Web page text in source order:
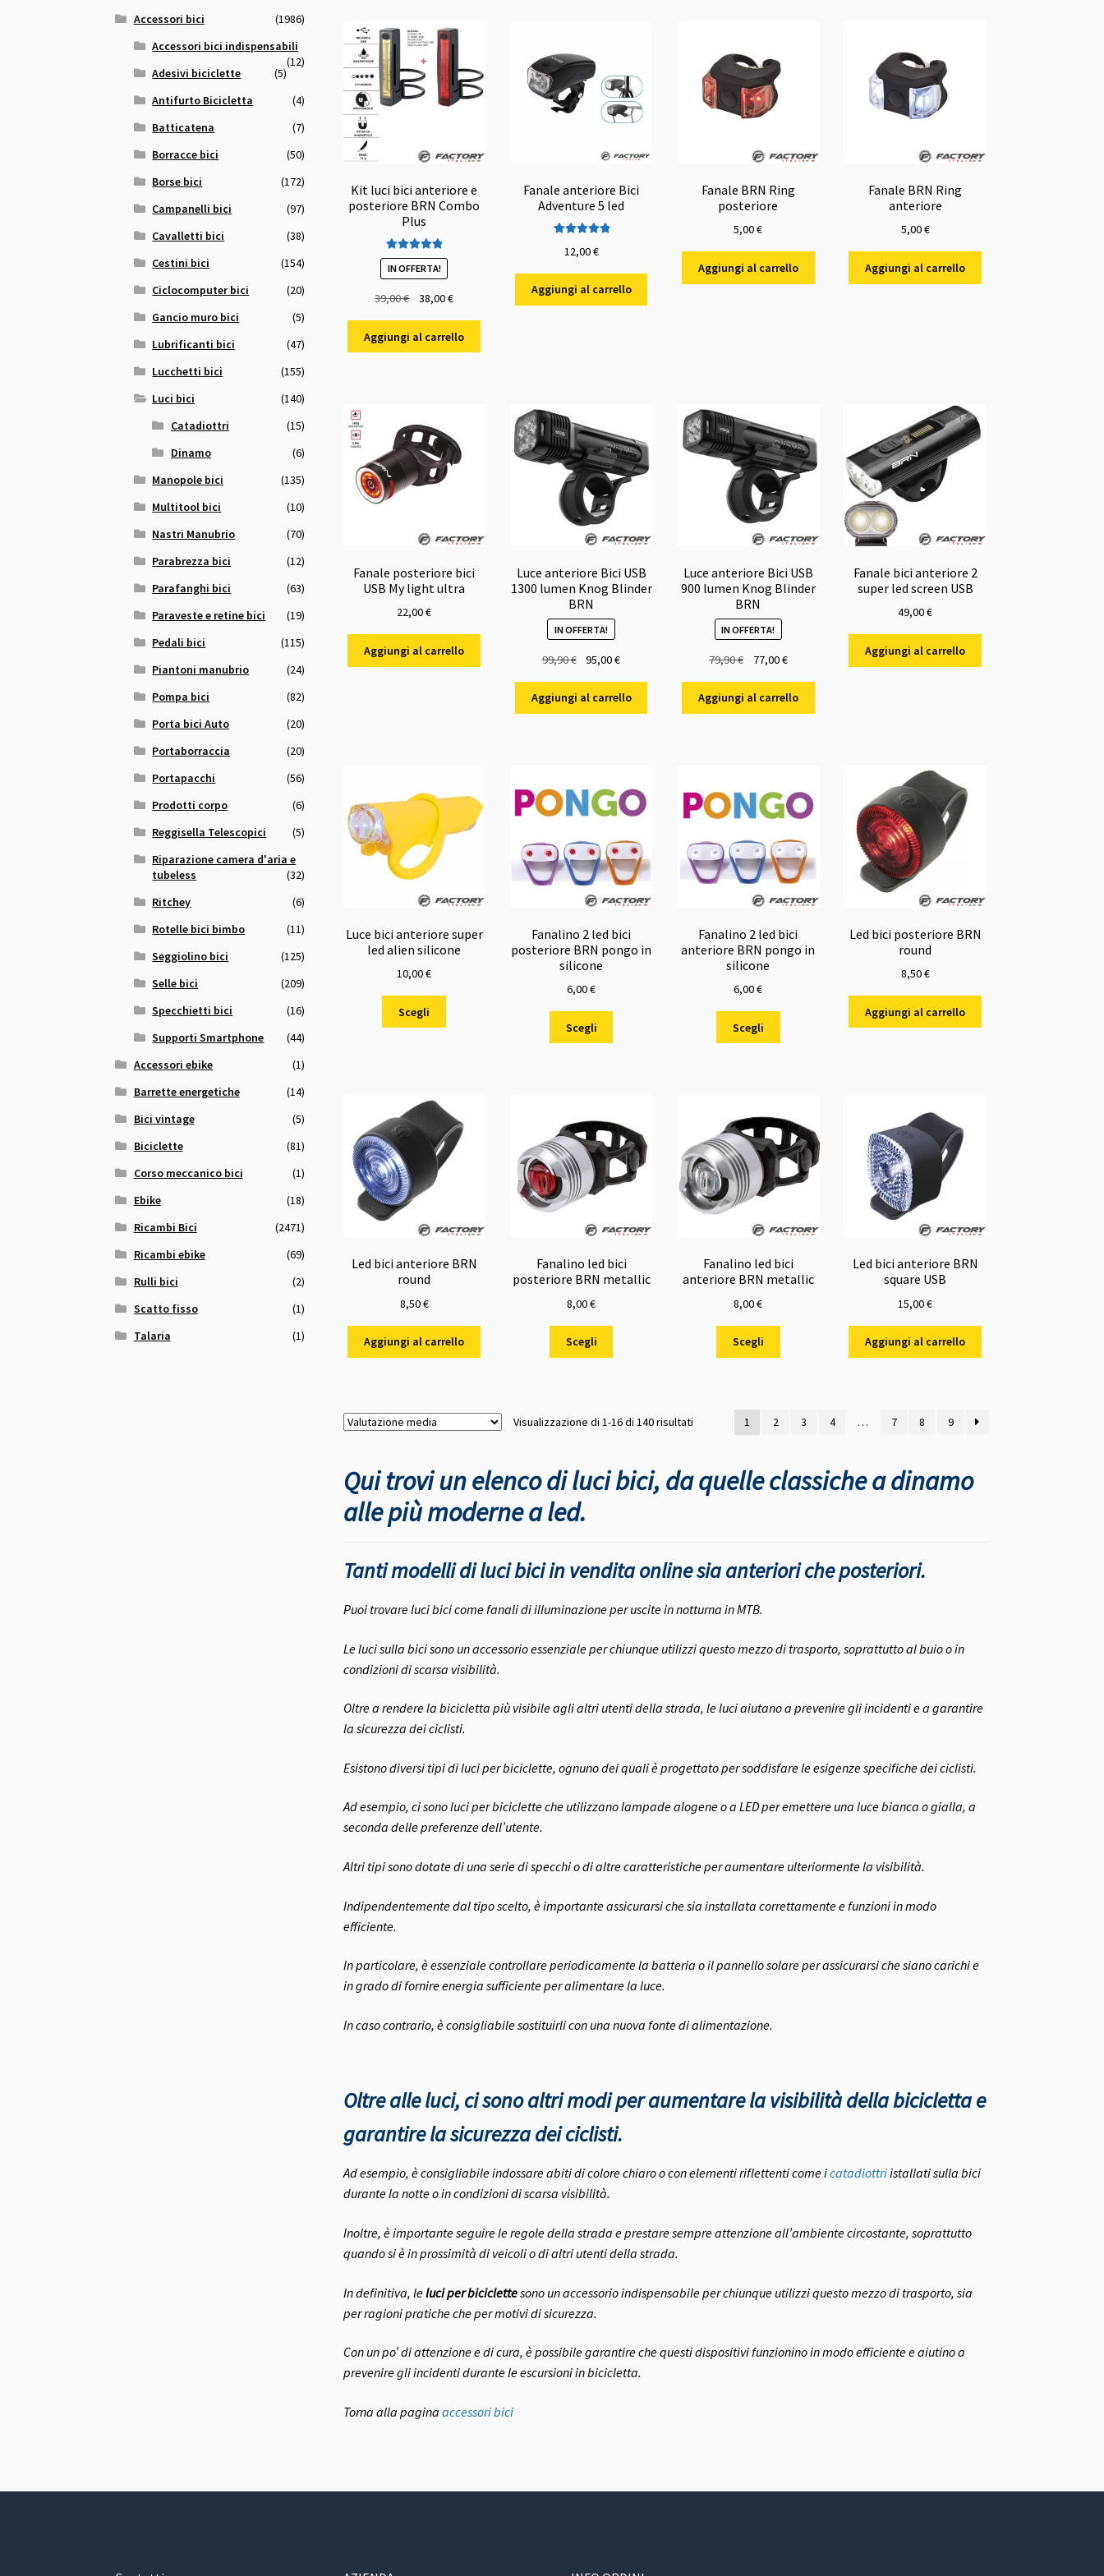
Kit luci bici anteriore e
posteriore BRN Combo
Plus
Valutato5.00
su 5
IN OFFERTA!
39,00€
originale
era:
38,00€Il
attuale
è:
Aggiungi al carrello
Fanale anteriore Bici
Adventure 5 led
su 5
12,00€
Aggiungi al carrello
Fanale BRN Ring
posteriore
5,00€
Aggiungi al carrello
Fanale BRN Ring
anteriore
5,00€
Aggiungi al carrello
Fanale posteriore bici
USB My light ultra
22,00€
Aggiungi al carrello
Luce anteriore Bici USB
1300 lumen Knog Blinder
BRN
IN OFFERTA!
99,90€
originale
era:
95,00€Il
attuale
è:
Aggiungi al carrello
Luce anteriore Bici USB
900 lumen Knog Blinder
BRN
IN OFFERTA!
79,90€
originale
era:
77,00€Il
attuale
è:
Aggiungi al carrello
Fanale bici anteriore 2
super led screen USB
49,00€
Aggiungi al carrello
Luce bici anteriore super
led alien silicone
10,00€
Scegli
opzioni
possono
essere
scelte
prodotto
Fanalino 2 led bici
posteriore BRN pongo in
silicone
6,00€
Scegli
opzioni
possono
essere
scelte
del
Fanalino 2 led bici
anteriore BRN pongo in
silicone
6,00€
Scegli
opzioni
possono
essere
scelte
del
Led bici posteriore BRN
round
8,50€
Aggiungi al carrello
Led bici anteriore BRN
round
8,50€
Aggiungi al carrello
Fanalino led bici
posteriore BRN metallic
8,00€
Scegli
Le
essere
prodotto
Fanalino led bici
anteriore BRN metallic
8,00€
Scegli
essere
prodotto
Led bici anteriore BRN
square USB
15,00€
Aggiungi al carrello
Visualizzazione di 1-16 di 140 risultatiValutazione1 2 3 4 … 7 8 9
Qui trovi un elenco di luci bici, da quelle classiche a dinamo
alle più moderne a led.
Tanti modelli di luci bici in vendita online sia anteriori che posteriori.
Puoi trovare luci bici come fanali di illuminazione per uscite in notturna in MTB.
Le luci sulla bici sono un accessorio essenziale per chiunque utilizzi questo mezzo di trasporto, soprattutto al buio o in
condizioni di scarsa visibilità.
Oltre a rendere la bicicletta più visibile agli altri utenti della strada, le luci aiutano a prevenire gli incidenti e a garantire
la sicurezza dei ciclisti.
Esistono diversi tipi di luci per biciclette, ognuno dei quali è progettato per soddisfare le esigenze specifiche dei ciclisti.
Ad esempio, ci sono luci per biciclette che utilizzano lampade alogene o a LED per emettere una luce bianca o gialla, a
seconda delle preferenze dell’utente.
Altri tipi sono dotate di una serie di specchi o di altre caratteristiche per aumentare ulteriormente la visibilità.
Indipendentemente dal tipo scelto, è importante assicurarsi che sia installata correttamente e funzioni in modo
efficiente.
In particolare, è essenziale controllare periodicamente la batteria o il pannello solare per assicurarsi che siano carichi e
in grado di fornire energia sufficiente per alimentare la luce.
In caso contrario, è consigliabile sostituirli con una nuova fonte di alimentazione.
Oltre alle luci, ci sono altri modi per aumentare la visibilità della bicicletta e
garantire la sicurezza dei ciclisti.
Ad esempio, è consigliabile indossare abiti di colore chiaro o con elementi riflettenti come icatadiottriistallati sulla bici
durante la notte o in condizioni di scarsa visibilità.
Inoltre, è importante seguire le regole della strada e prestare sempre attenzione all’ambiente circostante, soprattutto
quando si è in prossimità di veicoli o di altri utenti della strada.
In definitiva, leluci per biciclettesono un accessorio indispensabile per chiunque utilizzi questo mezzo di trasporto, sia
per ragioni pratiche che per motivi di sicurezza.
Con un po’ di attenzione e di cura, è possibile garantire che questi dispositivi funzionino in modo efficiente e aiutino a
prevenire gli incidenti durante le escursioni in bicicletta.
Torna alla pagina accessori bici
Accessori bici
(1986)
Accessori bici indispensabili
(12)
Adesivi biciclette
(5)
Antifurto Bicicletta
(4)
Batticatena
(7)
Borracce bici
(50)
Borse bici
(172)
Campanelli bici
(97)
Cavalletti bici
(38)
Cestini bici
(154)
Ciclocomputer bici
(20)
Gancio muro bici
(5)
Lubrificanti bici
(47)
Lucchetti bici
(155)
Luci bici
(140)
Catadiottri
(15)
Dinamo
(6)
Manopole bici
(135)
Multitool bici
(10)
Nastri Manubrio
(70)
Parabrezza bici
(12)
Parafanghi bici
(63)
Paraveste e retine bici
(19)
Pedali bici
(115)
Piantoni manubrio
(24)
Pompa bici
(82)
Porta bici Auto
(20)
Portaborraccia
(20)
Portapacchi
(56)
Prodotti corpo
(6)
Reggisella Telescopici
(5)
Riparazione camera d'aria e
tubeless
(32)
Ritchey
(6)
Rotelle bici bimbo
(11)
Seggiolino bici
(125)
Selle bici
(209)
Specchietti bici
(16)
Supporti Smartphone
(44)
Accessori ebike
(1)
Barrette energetiche
(14)
Bici vintage
(5)
Biciclette
(81)
Corso meccanico bici
(1)
Ebike
(18)
Ricambi Bici
(2471)
Ricambi ebike
(69)
Rulli bici
(2)
Scatto fisso
(1)
Talaria
(1)